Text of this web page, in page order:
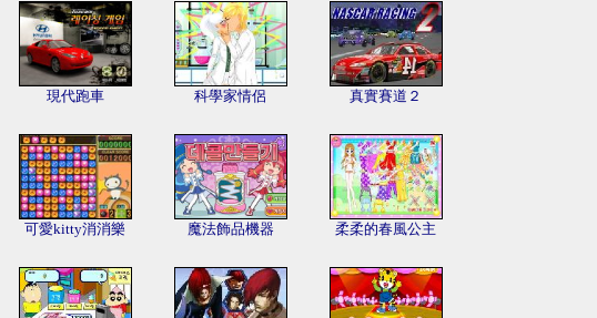
現代跑車 科學家情侶 真實賽道２
可愛kitty消消樂 魔法飾品機器 柔柔的春風公主